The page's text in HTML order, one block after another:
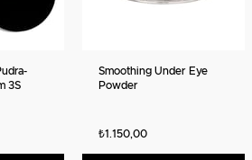
3S
Smoothing Under Eye
Powder
₺1.150,00